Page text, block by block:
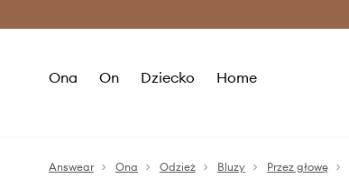
Ona On Dziecko Home
Answear Ona Odzież Bluzy Przez głowę